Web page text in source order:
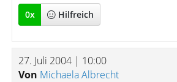
0x Hilfreich
27. Juli 2004 | 10:00
Von Michaela Albrecht